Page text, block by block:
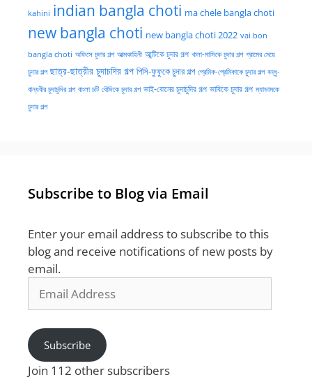
kahini indian bangla choti ma chele bangla choti
new bangla choti new bangla choti 2022 vai bon
bangla choti অফিসে চুদার গল্প আত্মকাহিনী আন্টিকে চুদার গল্প খালা-মাসিকে চুদার গল্প গ্রামের মেয়ে
চুদার গল্প ছাত্র-ছাত্রীর চুদাচদির গল্প পিসি-ফুফুকে চুদার গল্প প্রেমিক-প্রেমিকাকে চুদার গল্প বন্ধু-
বান্ধবীর চুদাচুদির গল্প বাংলা চটি বৌদিকে চুদার গল্প ভাই-বোনের চুদাচুদির গল্প ভাবিকে চুদার গল্প ম্যাডামকে
চুদার গল্প
Subscribe to Blog via Email
Enter your email address to subscribe to this
blog and receive notifications of new posts by
email.
Address
Subscribe
Join 112 other subscribers